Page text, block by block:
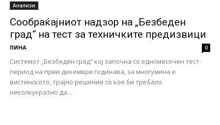
Анализи
Сообраќајниот надзор на „Безбеден
град“ на тест за техничките предизвици
ПИНА 0
Системот „Безбеден град“ кој започна со едномесечен тест-
период на први декември годинава, за многумина е
вистинското, трајно решение со кое би требало
неколкукратно да...